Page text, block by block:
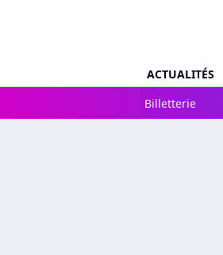
ACTUALITÉS
Billetterie